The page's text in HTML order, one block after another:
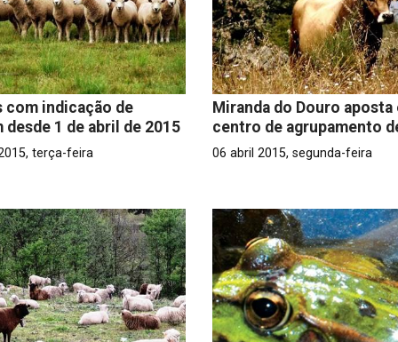
com indicação de
desde 1 de abril de 2015
terça-feira
Miranda do Douro aposta
centro de agrupamento
06 abril 2015, segunda-feira